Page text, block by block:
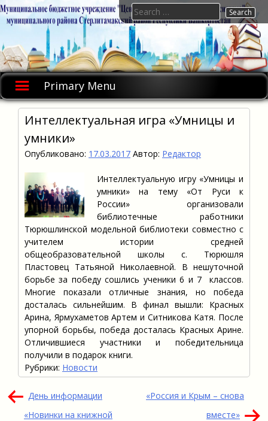
Skip
to
Primary Menu
Search
for:
Интеллектуальная игра «Умницы и
умники»
Опубликовано: 17.03.2017 Автор: Редактор
Интеллектуальную игру «Умницы и
умники» на тему «От Руси к
России» организовали
библиотечные работники
Тюрюшлинской модельной библиотеки совместно с
учителем истории средней
общеобразовательной школы c. Тюрюшля
Пластовец Татьяной Николаевной. В нешуточной
борьбе за победу сошлись ученики 6 и 7 классов.
Многие показали отличные знания, но победа
досталась сильнейшим. В финал вышли: Красных
Арина, Ярмухаметов Артем и Ситникова Катя. После
упорной борьбы, победа досталась Красных Арине.
Отличившиеся участники и победительница
получили в подарок книги.
Рубрики: Новости
Навигация
по
День информации
«Новинки на книжной
«Россия и Крым – снова
вместе»